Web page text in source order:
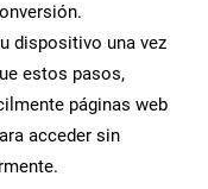
dispositivo una vez
estos pasos,
páginas web
acceder sin